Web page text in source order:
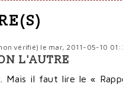
vérifié) le mar, 2011-05-10
L'AUTRE
Mais il faut lire le «